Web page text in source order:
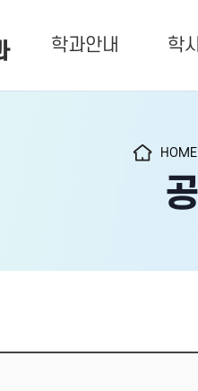
학과안내 학
HOME